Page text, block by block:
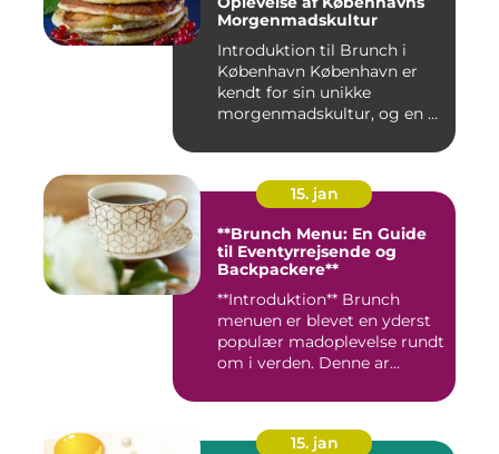
Morgenmadskultur
Introduktion til Brunch i
København København er
kendt for sin unikke
morgenmadskultur, og en af
15. jan
**Brunch Menu: En Guide
til Eventyrrejsende og
Backpackere**
**Introduktion** Brunch
menuen er blevet en yderst
populær madoplevelse rundt
om i verden. Denne ar...
15. jan